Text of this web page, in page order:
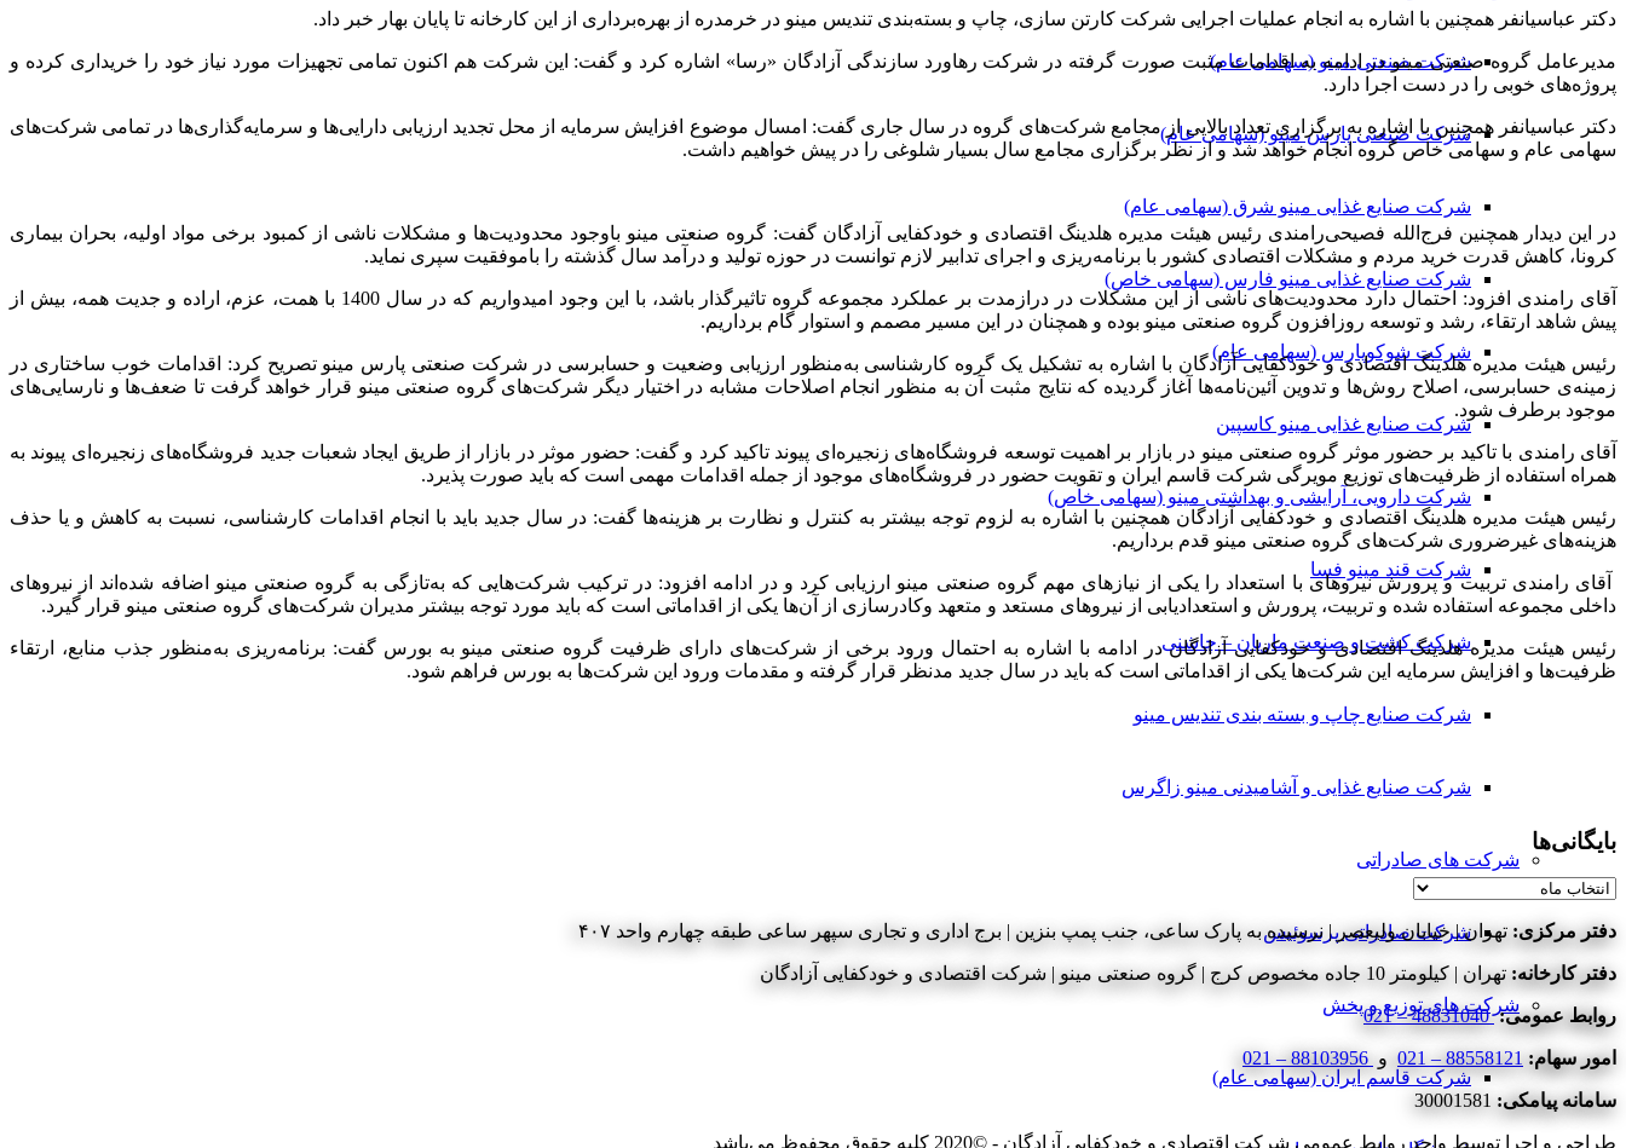
شرکت صنعتی مینو (سهامی عام)
شرکت صنعتی پارس مینو (سهامی عام)
شرکت صنایع غذایی مینو شرق (سهامی عام)
شرکت صنایع غذایی مینو فارس (سهامی خاص)
شرکت شوکوپارس (سهامی عام)
شرکت صنایع غذایی مینو کاسپین
شرکت دارویی، آرایشی و بهداشتی مینو (سهامی خاص)
شرکت قند مینو فسا
شرکت کشت و صنعت ماریان – چاشنی
شرکت صنایع چاپ و بسته بندی تندیس مینو
شرکت صنایع غذایی و آشامیدنی مینو زاگرس
شرکت های صادراتی
شرکت صادراتی پرسوئیس
شرکت های توزیع و پخش
شرکت قاسم ایران (سهامی عام)
دکتر عباسیانفر همچنین با اشاره به انجام عملیات اجرایی شرکت کارتن سازی، چاپ و بسته‌بندی تندیس مینو در خرمدره از بهره‌برداری از این کارخانه تا پایان بهار خبر داد.
مدیرعامل گروه صنعتی مینو در ادامه به اقدامات مثبت صورت گرفته در شرکت رهاورد سازندگی آزادگان «رسا» اشاره کرد و گفت: این شرکت هم اکنون تمامی تجهیزات مورد نیاز خود را خریداری کرده و
پروژه‌های خوبی را در دست اجرا دارد.
دکتر عباسیانفر همچنین با اشاره به برگزاری تعداد بالایی از مجامع شرکت‌های گروه در سال جاری گفت: امسال موضوع افزایش سرمایه از محل تجدید ارزیابی دارایی‌ها و سرمایه‌گذاری‌ها در تمامی شرکت‌های
سهامی عام و سهامی خاص گروه انجام خواهد شد و از نظر برگزاری مجامع سال بسیار شلوغی را در پیش خواهیم داشت.
در این دیدار همچنین فرج‌الله فصیحی‌رامندی رئیس هیئت مدیره هلدینگ اقتصادی و خودکفایی آزادگان گفت: گروه صنعتی مینو باوجود محدودیت‌ها و مشکلات ناشی از کمبود برخی مواد اولیه، بحران بیماری
کرونا، کاهش قدرت خرید مردم و مشکلات اقتصادی کشور با برنامه‌ریزی و اجرای تدابیر لازم توانست در حوزه تولید و درآمد سال گذشته را باموفقیت سپری نماید.
آقای ‌رامندی افزود: احتمال دارد محدودیت‌های ناشی از این مشکلات در درازمدت بر عملکرد مجموعه گروه تاثیرگذار باشد، با این وجود امیدواریم که در سال 1400 با همت، عزم، اراده و جدیت همه، بیش از
پیش شاهد ارتقاء، رشد و توسعه روزافزون گروه صنعتی مینو بوده و همچنان در این مسیر مصمم و استوار گام برداریم.
رئیس هیئت مدیره هلدینگ اقتصادی و خودکفایی آزادگان با اشاره به تشکیل یک گروه کارشناسی به‌منظور ارزیابی وضعیت و حسابرسی در شرکت صنعتی پارس مینو تصریح کرد: اقدامات خوب ساختاری در
زمینه‌ی حسابرسی، اصلاح روش‌ها و تدوین آئین‌نامه‌ها آغاز گردیده که نتایج مثبت آن به منظور انجام اصلاحات مشابه در اختیار دیگر شرکت‌های گروه صنعتی مینو قرار خواهد گرفت تا ضعف‌ها و نارسایی‌های
موجود برطرف شود.
آقای ‌رامندی با تاکید بر حضور موثر گروه صنعتی مینو در بازار بر اهمیت توسعه فروشگاه‌های زنجیره‌ای پیوند تاکید کرد و گفت: حضور موثر در بازار از طریق ایجاد شعبات جدید فروشگاه‌های زنجیره‌ای پیوند به
همراه استفاده از ظرفیت‌های توزیع مویرگی شرکت قاسم ایران و تقویت حضور در فروشگاه‌های موجود از جمله اقدامات مهمی است که باید صورت پذیرد.
رئیس هیئت مدیره هلدینگ اقتصادی و خودکفایی آزادگان همچنین با اشاره به لزوم توجه بیشتر به کنترل و نظارت بر هزینه‌ها گفت: در سال جدید باید با انجام اقدامات کارشناسی، نسبت به کاهش و یا حذف
هزینه‌های غیرضروری شرکت‌های گروه صنعتی مینو قدم برداریم.
آقای ‌رامندی تربیت و پرورش نیروهای با استعداد را یکی از نیازهای مهم گروه صنعتی مینو ارزیابی کرد و در ادامه افزود: در ترکیب شرکت‌هایی که به‌تازگی به گروه صنعتی مینو اضافه شده‌اند از نیروهای
داخلی مجموعه استفاده شده و تربیت، پرورش و استعدادیابی از نیروهای مستعد و متعهد وکادرسازی از آن‌ها یکی از اقداماتی است که باید مورد توجه بیشتر مدیران شرکت‌های گروه صنعتی مینو قرار گیرد.
رئیس هیئت مدیره هلدینگ اقتصادی و خودکفایی آزادگان در ادامه با اشاره به احتمال ورود برخی از شرکت‌های دارای ظرفیت گروه صنعتی مینو به بورس گفت: برنامه‌ریزی به‌منظور جذب منابع، ارتقاء
ظرفیت‌ها و افزایش سرمایه این شرکت‌ها یکی از اقداماتی است که باید در سال جدید مدنظر قرار گرفته و مقدمات ورود این شرکت‌ها به بورس فراهم شود.
بایگانی‌ها
بایگانی‌ها
دفتر مرکزی: تهران | خیابان ولیعصر | نرسیده به پارک ساعی، جنب پمپ بنزین | برج اداری و تجاری سپهر ساعی طبقه چهارم واحد ۴۰۷
دفتر کارخانه: تهران | کیلومتر 10 جاده مخصوص کرج | گروه صنعتی مینو | شرکت اقتصادی و خودکفایی آزادگان
روابط عمومی: 48831040 – 021
امور سهام: 88558121 – 021 و
سامانه پیامکی:
طراحی و اجرا توسط واحد روابط عمومی شرکت اقتصادی و خودکفایی آزادگان - ©2020 کلیه حقوق محفوظ می‌باشد